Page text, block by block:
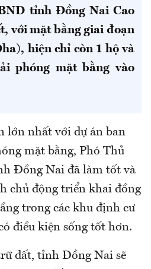
tỉnh Đồng Nai Cao
với mặt bằng giai đoạn
hiện chỉ còn 1 hộ và
phóng mặt bằng vào
lớn nhất với dự án ban
mặt bằng, Phó Thủ
Đồng Nai đã làm tốt và
chủ động triển khai đồng
trong các khu định cư
điều kiện sống tốt hơn.
đất, tỉnh Đồng Nai sẽ